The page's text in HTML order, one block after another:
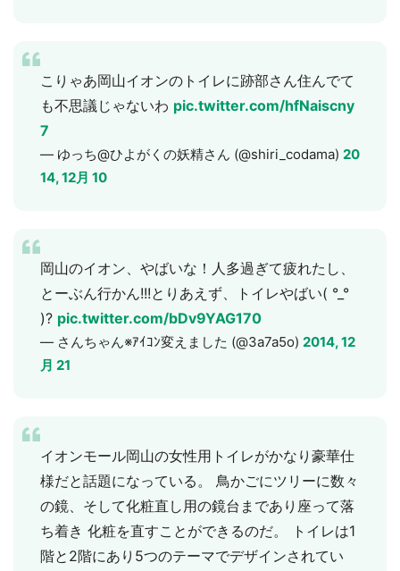
こりゃあ岡山イオンのトイレに跡部さん住んでて
も不思議じゃないわ pic.twitter.com/hfNaiscny
7
— ゆっち@ひよがくの妖精さん (@shiri_codama) 20
14, 12月 10
岡山のイオン、やばいな！人多過ぎて疲れたし、
とーぶん行かん!!!とりあえず、トイレやばい( °_°
)? pic.twitter.com/bDv9YAG170
— さんちゃん※ｱｲｺﾝ変えました (@3a7a5o) 2014, 12
月 21
イオンモール岡山の女性用トイレがかなり豪華仕
様だと話題になっている。 鳥かごにツリーに数々
の鏡、そして化粧直し用の鏡台まであり座って落
ち着き 化粧を直すことができるのだ。 トイレは1
階と2階にあり5つのテーマでデザインされてい